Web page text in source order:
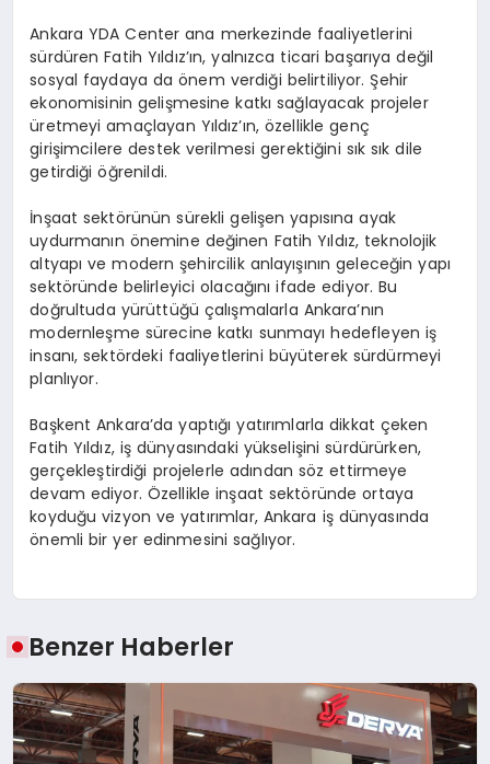
Ankara YDA Center ana merkezinde faaliyetlerini
sürdüren Fatih Yıldız’ın, yalnızca ticari başarıya değil
sosyal faydaya da önem verdiği belirtiliyor. Şehir
ekonomisinin gelişmesine katkı sağlayacak projeler
üretmeyi amaçlayan Yıldız’ın, özellikle genç
girişimcilere destek verilmesi gerektiğini sık sık dile
getirdiği öğrenildi.
İnşaat sektörünün sürekli gelişen yapısına ayak
uydurmanın önemine değinen Fatih Yıldız, teknolojik
altyapı ve modern şehircilik anlayışının geleceğin yapı
sektöründe belirleyici olacağını ifade ediyor. Bu
doğrultuda yürüttüğü çalışmalarla Ankara’nın
modernleşme sürecine katkı sunmayı hedefleyen iş
insanı, sektördeki faaliyetlerini büyüterek sürdürmeyi
planlıyor.
Başkent Ankara’da yaptığı yatırımlarla dikkat çeken
Fatih Yıldız, iş dünyasındaki yükselişini sürdürürken,
gerçekleştirdiği projelerle adından söz ettirmeye
devam ediyor. Özellikle inşaat sektöründe ortaya
koyduğu vizyon ve yatırımlar, Ankara iş dünyasında
önemli bir yer edinmesini sağlıyor.
Benzer Haberler